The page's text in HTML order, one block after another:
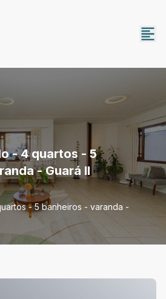
- 4 quartos - 5
- Guará II
- 5 banheiros - varanda -